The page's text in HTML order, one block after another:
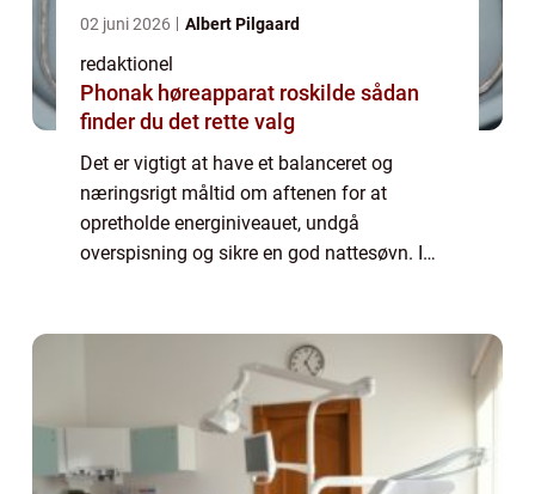
02 juni 2026 Albert Pilgaard
redaktionel
Phonak høreapparat roskilde sådan
finder du det rette valg
Det er vigtigt at have et balanceret og
næringsrigt måltid om aftenen for at
opretholde energiniveauet, undgå
overspisning og sikre en god nattesøvn. I